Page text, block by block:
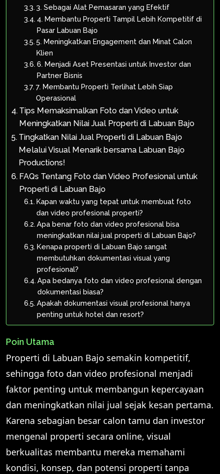
3. Sebagai Alat Pemasaran yang Efektif
4. Membantu Properti Tampil Lebih Kompetitif di
Pasar Labuan Bajo
5. Meningkatkan Engagement dan Minat Calon
Klien
6. Menjadi Aset Presentasi untuk Investor dan
Partner Bisnis
7. Membantu Properti Terlihat Lebih Siap
Operasional
Tips Memaksimalkan Foto dan Video untuk
Meningkatkan Nilai Jual Properti di Labuan Bajo
Tingkatkan Nilai Jual Properti di Labuan Bajo
Melalui Visual Menarik bersama Labuan Bajo
Productions!
FAQs Tentang Foto dan Video Profesional untuk
Properti di Labuan Bajo
Kapan waktu yang tepat untuk membuat foto
dan video profesional properti?
Apa benar foto dan video profesional bisa
meningkatkan nilai jual properti di Labuan Bajo?
Kenapa properti di Labuan Bajo sangat
membutuhkan dokumentasi visual yang
profesional?
Apa bedanya foto dan video profesional dengan
dokumentasi biasa?
Apakah dokumentasi visual profesional hanya
penting untuk hotel dan resort?
Poin Utama
Properti di Labuan Bajo semakin kompetitif,
sehingga foto dan video profesional menjadi
faktor penting untuk membangun kepercayaan
dan meningkatkan nilai jual sejak kesan pertama.
Karena sebagian besar calon tamu dan investor
mengenal properti secara online, visual
berkualitas membantu mereka memahami
kondisi, konsep, dan potensi properti tanpa